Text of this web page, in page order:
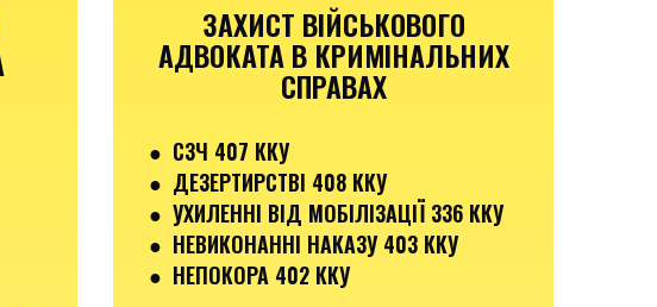
ЗАХИСТ ВІЙСЬКОВОГО
АДВОКАТА В КРИМІНАЛЬНИХ
СПРАВАХ
● СЗЧ 407 ККУ
● ДЕЗЕРТИРСТВІ 408 ККУ
● УХИЛЕННІ ВІД МОБІЛІЗАЦІЇ 336 ККУ
● НЕВИКОНАННІ НАКАЗУ 403 ККУ
● НЕПОКОРА 402 ККУ